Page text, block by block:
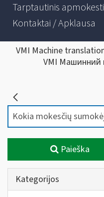
Tarptautinis
Kontaktai / Apklausa
VMI Machine
VMI Машинний
Paieška
Kategorijos